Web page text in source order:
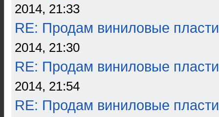
2014, 21:33
RE: Продам виниловые
2014, 21:30
RE: Продам виниловые
2014, 21:54
RE: Продам виниловые